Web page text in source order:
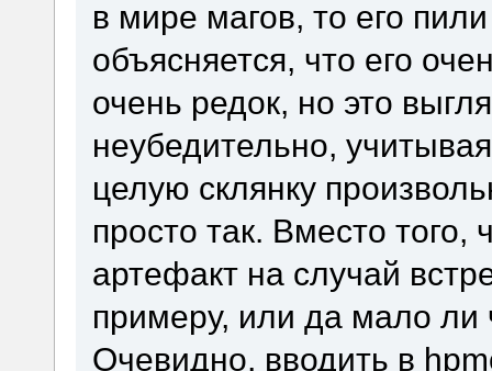
в мире магов, то его
объясняется, что его
очень редок, но это
неубедительно,
целую склянку
просто так. Вместо
артефакт на случай
примеру, или да мало ли
Очевидно, вводить в